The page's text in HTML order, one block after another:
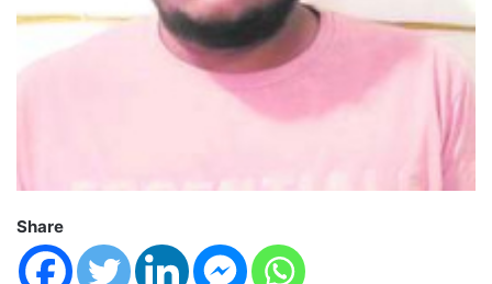
Share